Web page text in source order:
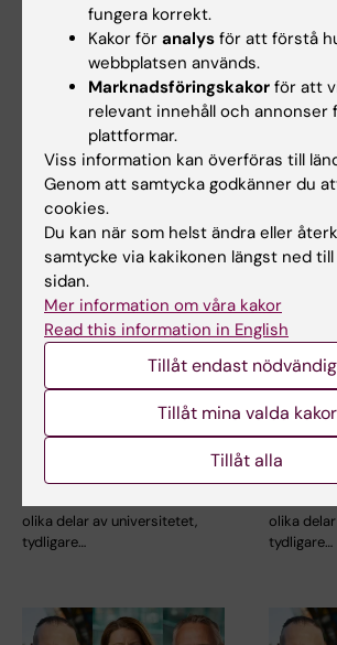
Anne Hammarskjöld 2025-11-03
Relaterade artiklar
6 jul 2026
Dialog präglade
KIRA:s första
olika delar av universitetet,
tydligare…
6 jul 2026
Dialog
KIRA:s
olika
tydligare…
fungera korrekt.
Kakor för analys för att förstå
webbplatsen används.
Marknadsföringskakor för att
relevant innehåll och annonser
plattformar.
Viss information kan överföras till
Genom att samtycka godkänner du
cookies.
Du kan när som helst ändra eller
samtycke via kakikonen längst ned
sidan.
Mer information om våra kakor
Read this information in English
Tillåt endast
Tillåt mina valda kakor
Tillåt alla